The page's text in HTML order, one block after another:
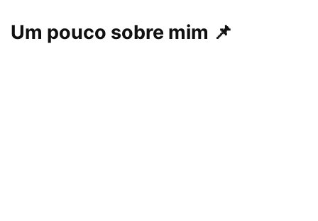
Um pouco sobre mim 📌